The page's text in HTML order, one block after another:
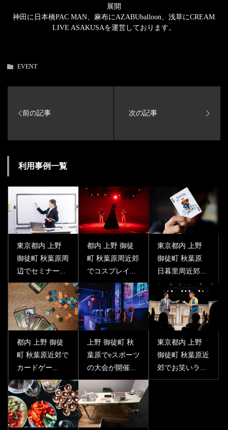
展開
神田に日本橋PAC MAN、麻布にAZABUballoon、浅草にCREAM
LIVE ASAKUSAを運営しております。
EVENT
利用事例一覧
東京都内 上野
御徒町 秋葉原周
辺でセミナー...
都内 上野 御徒
町 秋葉原周近郊
でコスプレイ...
東京都内 上野
御徒町 秋葉原
日暮里周近郊...
都内 上野 御徒
町 秋葉原近郊で
カードゲー...
上野 御徒町 秋
葉原でeスポーツ
の大会が開催...
東京都内 上野
御徒町 秋葉原近
郊でお笑いラ...